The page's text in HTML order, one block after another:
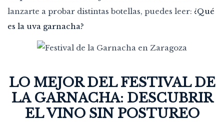
lanzarte a probar distintas botellas, puedes leer: ¿Qué
es la uva garnacha?
LO MEJOR DEL FESTIVAL DE
LA GARNACHA: DESCUBRIR
EL VINO SIN POSTUREO